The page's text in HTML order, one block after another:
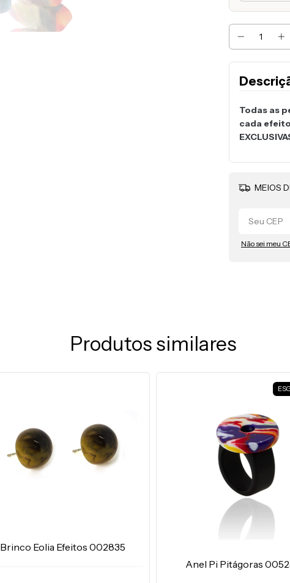
Todas as
cada
MEIOS
Não sei meu
Produtos similares
Brinco Eolia Efeitos 002835
Anel Pi Pitágoras